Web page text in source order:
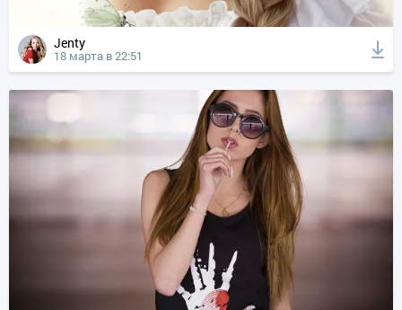
Jenty
18 марта в 22:51